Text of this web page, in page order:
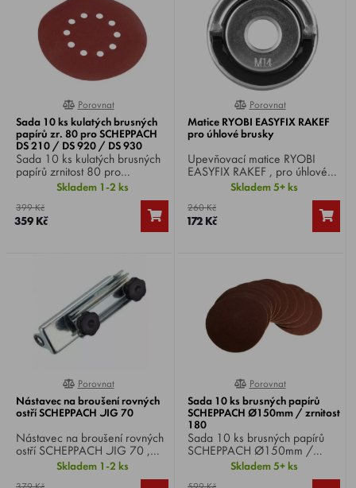
0%
Porovnat
Sada 10 ks kulatých brusných
papírů zr. 80 pro SCHEPPACH
DS 210 / DS 920 / DS 930
Sada 10 ks kulatých brusných
papírů zrnitost 80 pro
SCHEPPACH DS 210 / DS
920 / DS 930 .
Skladem 1-2 ks
399 Kč
359 Kč
0%
Porovnat
Matice RYOBI EASYFIX RAKEF
pro úhlové brusky
Upevňovací matice RYOBI
EASYFIX RAKEF , pro úhlové
brusky se závitem
M14. Pojistná matice bez
nutnosti použití nářadí pro
rychlou a snadnou výměnu
Skladem 5+ ks
260 Kč
172 Kč
0%
Porovnat
Nástavec na broušení rovných
ostří SCHEPPACH JIG 70
Nástavec na broušení rovných
ostří SCHEPPACH JIG 70 ,
vhodný na broušení železných
hran, dlát, sekáčů, majzlíků,
Skladem 1-2 ks
0%
Porovnat
Sada 10 ks brusných papírů
SCHEPPACH Ø150mm / zrnitost
180
Sada 10 ks brusných papírů
SCHEPPACH Ø150mm /
zrnitost 180, pro brusku
SCHEPPACH BTS 800 .
Skladem 5+ ks